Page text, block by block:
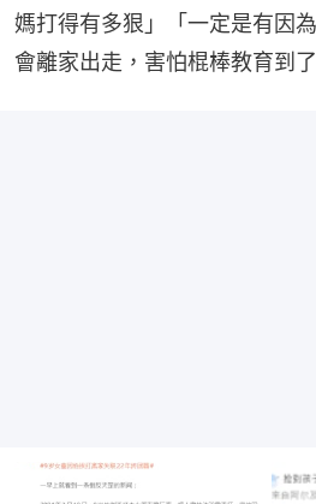
媽打得有多狠」「一定是有因
會離家出走，害怕棍棒教育到了